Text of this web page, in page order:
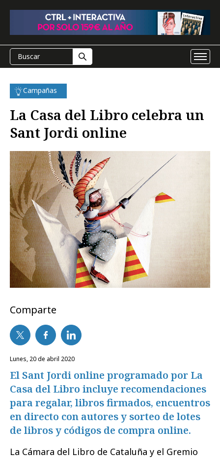
Campañas
La Casa del Libro celebra un
Sant Jordi online
Comparte
lunes, 20 de abril 2020
El Sant Jordi online programado por La
Casa del Libro incluye recomendaciones
para regalar, libros firmados, encuentros
en directo con autores y sorteo de lotes
de libros y códigos de compra online.
La Cámara del Libro de Cataluña y el Gremio